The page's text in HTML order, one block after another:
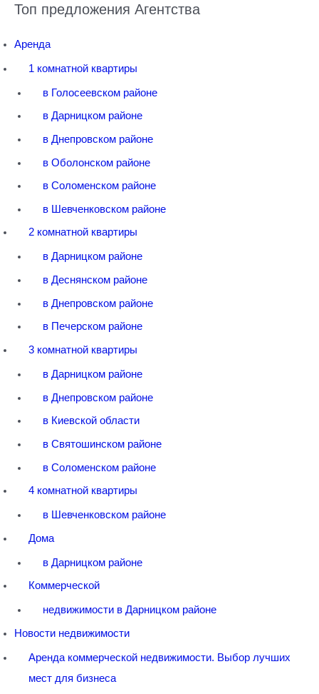
Топ предложения Агентства
Аренда
1 комнатной квартиры
в Голосеевском районе
в Дарницком районе
в Днепровском районе
в Оболонском районе
в Соломенском районе
в Шевченковском районе
2 комнатной квартиры
в Дарницком районе
в Деснянском районе
в Днепровском районе
в Печерском районе
3 комнатной квартиры
в Дарницком районе
в Днепровском районе
в Киевской области
в Святошинском районе
в Соломенском районе
4 комнатной квартиры
в Шевченковском районе
Дома
в Дарницком районе
Коммерческой
недвижимости в Дарницком районе
Новости недвижимости
Аренда коммерческой недвижимости. Выбор лучших
мест для бизнеса